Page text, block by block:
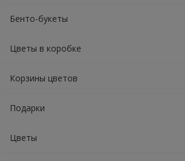
Бенто-букеты
Цветы в коробке
Корзины цветов
Подарки
Цветы